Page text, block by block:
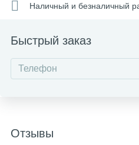
Наличный и безналичный
Быстрый заказ
Отзывы